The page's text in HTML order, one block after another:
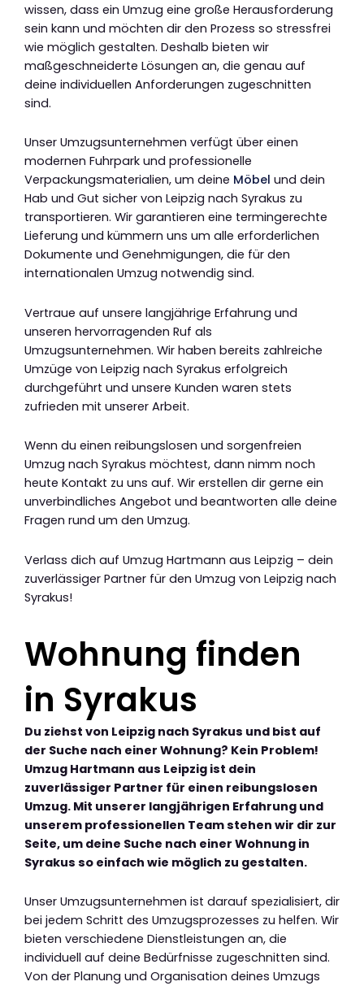
wissen, dass ein Umzug eine große Herausforderung
sein kann und möchten dir den Prozess so stressfrei
wie möglich gestalten. Deshalb bieten wir
maßgeschneiderte Lösungen an, die genau auf
deine individuellen Anforderungen zugeschnitten
sind.
Unser Umzugsunternehmen verfügt über einen
modernen Fuhrpark und professionelle
Verpackungsmaterialien, um deine Möbel und dein
Hab und Gut sicher von Leipzig nach Syrakus zu
transportieren. Wir garantieren eine termingerechte
Lieferung und kümmern uns um alle erforderlichen
Dokumente und Genehmigungen, die für den
internationalen Umzug notwendig sind.
Vertraue auf unsere langjährige Erfahrung und
unseren hervorragenden Ruf als
Umzugsunternehmen. Wir haben bereits zahlreiche
Umzüge von Leipzig nach Syrakus erfolgreich
durchgeführt und unsere Kunden waren stets
zufrieden mit unserer Arbeit.
Wenn du einen reibungslosen und sorgenfreien
Umzug nach Syrakus möchtest, dann nimm noch
heute Kontakt zu uns auf. Wir erstellen dir gerne ein
unverbindliches Angebot und beantworten alle deine
Fragen rund um den Umzug.
Verlass dich auf Umzug Hartmann aus Leipzig – dein
zuverlässiger Partner für den Umzug von Leipzig nach
Syrakus!
Wohnung finden
in Syrakus
Du ziehst von Leipzig nach Syrakus und bist auf
der Suche nach einer Wohnung? Kein Problem!
Umzug Hartmann aus Leipzig ist dein
zuverlässiger Partner für einen reibungslosen
Umzug. Mit unserer langjährigen Erfahrung und
unserem professionellen Team stehen wir dir zur
Seite, um deine Suche nach einer Wohnung in
Syrakus so einfach wie möglich zu gestalten.
Unser Umzugsunternehmen ist darauf spezialisiert, dir
bei jedem Schritt des Umzugsprozesses zu helfen. Wir
bieten verschiedene Dienstleistungen an, die
individuell auf deine Bedürfnisse zugeschnitten sind.
Von der Planung und Organisation deines Umzugs